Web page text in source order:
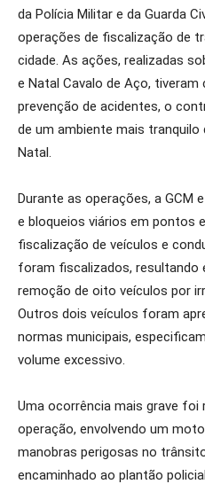
da Polícia Militar e da Guarda
operações de fiscalização de
cidade. As ações, realizadas
e Natal Cavalo de Aço,
prevenção de acidentes, o
de um ambiente mais
Natal.
Durante as operações, a GCM
e bloqueios viários em pontos
fiscalização de veículos e
foram fiscalizados, resultando
remoção de oito veículos por
Outros dois veículos foram
normas municipais,
volume excessivo.
Uma ocorrência mais grave foi
operação, envolvendo um
manobras perigosas no
encaminhado ao plantão